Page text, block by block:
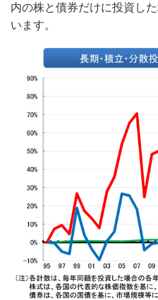
内の株と債券だけに投資し
います。